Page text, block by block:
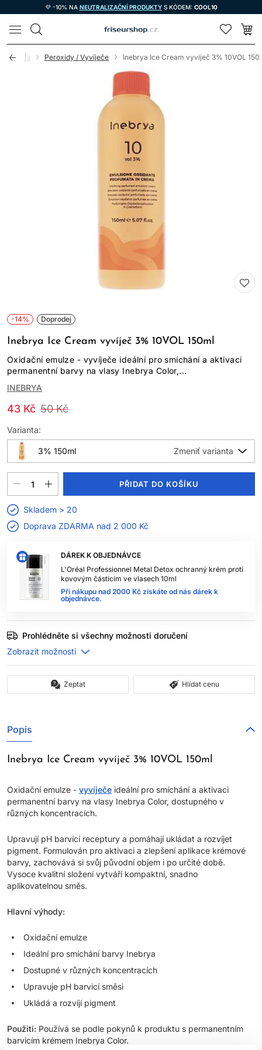
💜 -10% NA NEUTRALIZAČNÍ PRODUKTYS KÓDEM: COOL10
LOMAX
Peroxidy / Vyvíječe Inebrya Ice Cream vyvíječ 3% 10VOL
-14% Doprodej
Inebrya Ice Cream vyvíječ 3% 10VOL 150ml
Oxidační emulze - vyvíječe ideální pro smíchání a aktivaci
permanentní barvy na vlasy Inebrya Color,...
INEBRYA
50 Kč
43 Kč
DÁREK K OBJEDNÁVCE
L'Oréal Professionnel Metal Detox ochranný krém proti
kovovým částicím ve vlasech 10ml
Při nákupu nad 2000 Kč získáte od nás dárek k
objednávce.
Varianta:
3% 150ml
PŘIDAT DO KOŠÍKU
Skladem > 20
Doprava ZDARMA nad 2 000 Kč
Prohlédněte si všechny možnosti doručení
Zeptat Hlídat cenu
Popis
Inebrya Ice Cream vyvíječ 3% 10VOL 150ml
Oxidační emulze - vyvíječe ideální pro smíchání a aktivaci
permanentní barvy na vlasy Inebrya Color, dostupného v
různých koncentracích.
Upravují pH barvící receptury a pomáhají ukládat a rozvíjet
pigment. Formulován pro aktivaci a zlepšení aplikace krémové
barvy, zachovává si svůj původní objem i po určité době.
Vysoce kvalitní složení vytváří kompaktní, snadno
aplikovatelnou směs.
Hlavní výhody:
Oxidační emulze
Ideální pro smíchání barvy Inebrya
Dostupné v různých koncentracích
Upravuje pH barvicí směsi
Ukládá a rozvíjí pigment
Použití: Používá se podle pokynů k produktu s permanentním
barvicím krémem Inebrya Color.